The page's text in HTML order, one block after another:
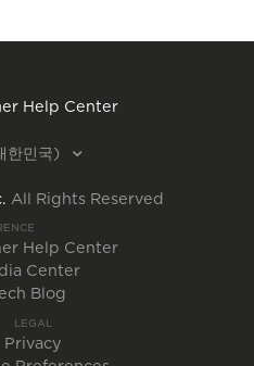
Help Center
한민국)
All Rights Reserved
Help Center
Center
Blog
LEGAL
Privacy